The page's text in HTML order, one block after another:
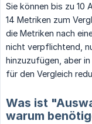
Sie können bis zu 10
14 Metriken zum
die Metriken nach
nicht verpflichtend,
hinzuzufügen, aber
für den Vergleich
Was ist
warum